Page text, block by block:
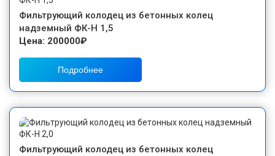
Фильтрующий колодец из бетонных колец
надземный ФК-Н 1,5
Цена: 200000₽
Подробнее
Фильтрующий колодец из бетонных колец